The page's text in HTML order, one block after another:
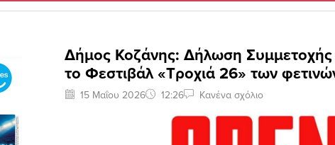
Δήμος Κοζάνης: Δήλωση Συμμετοχής
το Φεστιβάλ «Τροχιά 26» των
15 Μαΐου 2026 12:26 Κανένα σχόλιο